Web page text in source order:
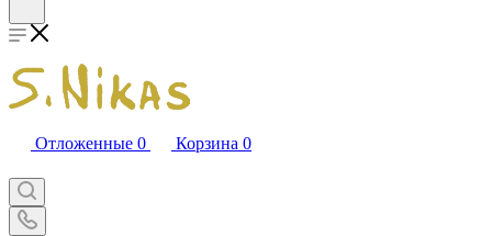
Отложенные 0 Корзина 0